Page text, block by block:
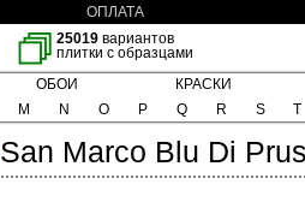
ОПЛАТА
25019 вариантов
плитки с образцами
ОБОИ КРАСКИ
M N O P Q R S T
San Marco Blu Di